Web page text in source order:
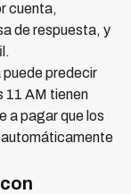
cuenta,
de respuesta, y
puede predecir
11 AM tienen
a pagar que los
automáticamente